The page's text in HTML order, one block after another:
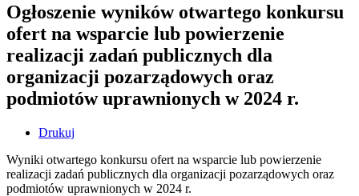
Ogłoszenie wyników otwartego konkursu
ofert na wsparcie lub powierzenie
realizacji zadań publicznych dla
organizacji pozarządowych oraz
podmiotów uprawnionych w 2024 r.
Drukuj
Wyniki otwartego konkursu ofert na wsparcie lub powierzenie
realizacji zadań publicznych dla organizacji pozarządowych oraz
podmiotów uprawnionych w 2024 r.